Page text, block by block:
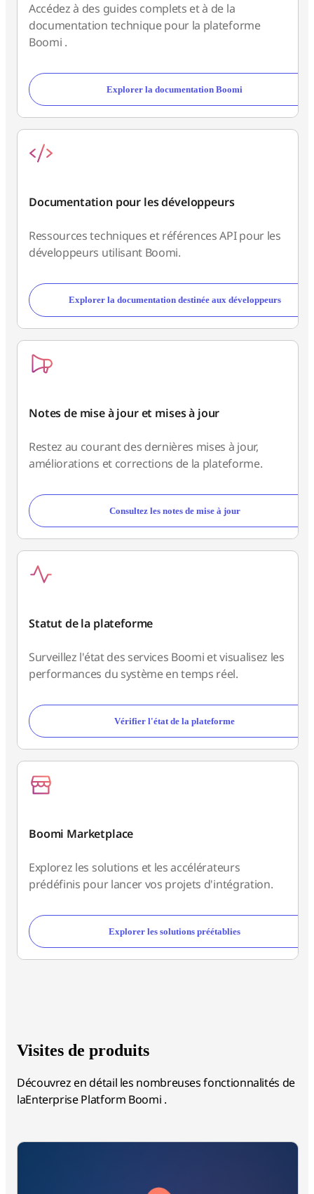
Accédez à des guides complets et à de la
documentation technique pour la plateforme
Boomi .
Explorer la documentation Boomi
Documentation pour les développeurs
Ressources techniques et références API pour les
développeurs utilisant Boomi.
Explorer la documentation destinée aux développeurs
Notes de mise à jour et mises à jour
Restez au courant des dernières mises à jour,
améliorations et corrections de la plateforme.
Consultez les notes de mise à jour
Statut de la plateforme
Surveillez l'état des services Boomi et visualisez les
performances du système en temps réel.
Vérifier l'état de la plateforme
Boomi Marketplace
Explorez les solutions et les accélérateurs
prédéfinis pour lancer vos projets d'intégration.
Explorer les solutions préétablies
Visites de produits
Découvrez en détail les nombreuses fonctionnalités de
laEnterprise Platform Boomi .